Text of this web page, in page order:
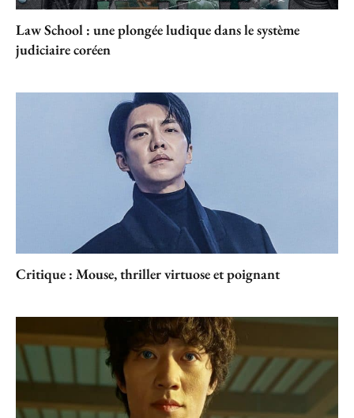
Law School : une plongée ludique dans le système
judiciaire coréen
Critique : Mouse, thriller virtuose et poignant